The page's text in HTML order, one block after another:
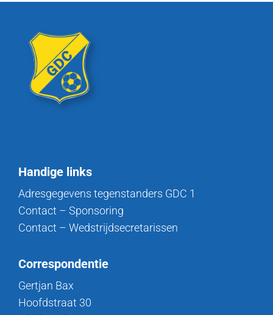
Handige links
Adresgegevens tegenstanders GDC 1
Contact – Sponsoring
Contact – Wedstrijdsecretarissen
Correspondentie
Gertjan Bax
Hoofdstraat 30